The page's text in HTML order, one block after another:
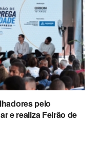
pelo
e realiza Feirão de